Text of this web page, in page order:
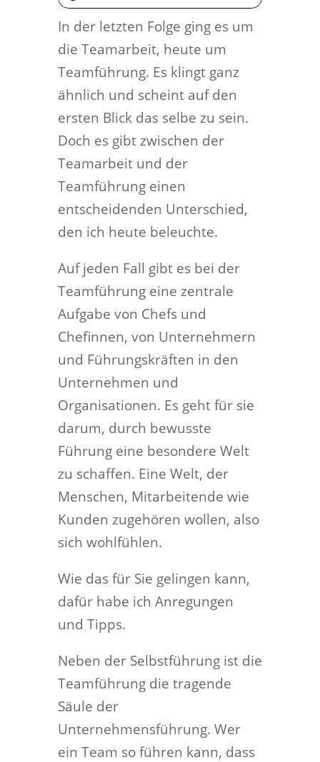
In der letzten Folge ging es um
die Teamarbeit, heute um
Teamführung. Es klingt ganz
ähnlich und scheint auf den
ersten Blick das selbe zu sein.
Doch es gibt zwischen der
Teamarbeit und der
Teamführung einen
entscheidenden Unterschied,
den ich heute beleuchte.
Auf jeden Fall gibt es bei der
Teamführung eine zentrale
Aufgabe von Chefs und
Chefinnen, von Unternehmern
und Führungskräften in den
Unternehmen und
Organisationen. Es geht für sie
darum, durch bewusste
Führung eine besondere Welt
zu schaffen. Eine Welt, der
Menschen, Mitarbeitende wie
Kunden zugehören wollen, also
sich wohlfühlen.
Wie das für Sie gelingen kann,
dafür habe ich Anregungen
und Tipps.
Neben der Selbstführung ist die
Teamführung die tragende
Säule der
Unternehmensführung. Wer
ein Team so führen kann, dass